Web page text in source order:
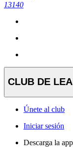
13140
CLUB DE
Únete al club
Iniciar sesión
Descarga la app